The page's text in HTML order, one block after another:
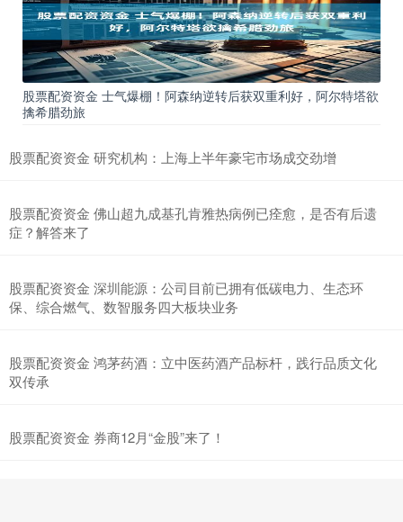
股票配资资金 士气爆棚！阿森纳逆转后获双重利好，阿尔特塔欲
擒希腊劲旅
股票配资资金 研究机构：上海上半年豪宅市场成交劲增
股票配资资金 佛山超九成基孔肯雅热病例已痊愈，是否有后遗
症？解答来了
股票配资资金 深圳能源：公司目前已拥有低碳电力、生态环
保、综合燃气、数智服务四大板块业务
股票配资资金 鸿茅药酒：立中医药酒产品标杆，践行品质文化
双传承
股票配资资金 券商12月“金股”来了！